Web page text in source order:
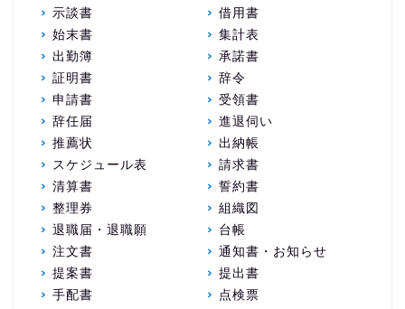
示談書
借用書
始末書
集計表
出勤簿
承諾書
証明書
辞令
申請書
受領書
辞任届
進退伺い
推薦状
出納帳
スケジュール表
請求書
清算書
誓約書
整理券
組織図
退職届・退職願
台帳
注文書
通知書・お知らせ
提案書
提出書
手配書
点検票